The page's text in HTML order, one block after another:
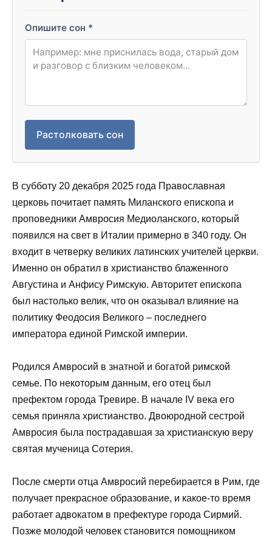
Опишите сон *
Растолковать сон
В субботу 20 декабря 2025 года Православная
церковь почитает память Миланского епископа и
проповедники Амвросия Медиоланского, который
появился на свет в Италии примерно в 340 году. Он
входит в четверку великих латинских учителей церкви.
Именно он обратил в христианство блаженного
Августина и Анфису Римскую. Авторитет епископа
был настолько велик, что он оказывал влияние на
политику Феодосия Великого – последнего
императора единой Римской империи.
Родился Амвросий в знатной и богатой римской
семье. По некоторым данным, его отец был
префектом города Тревире. В начале IV века его
семья приняла христианство. Двоюродной сестрой
Амвросия была пострадавшая за христианскую веру
святая мученица Сотерия.
После смерти отца Амвросий перебирается в Рим, где
получает прекрасное образование, и какое-то время
работает адвокатом в префектуре города Сирмий.
Позже молодой человек становится помощником